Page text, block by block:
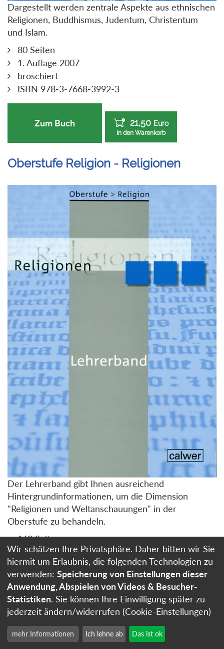
Dargestellt werden zentrale Aspekte aus ethnischen
Religionen, Buddhismus, Judentum, Christentum
und Islam.
80 Seiten
1. Auflage 2007
broschiert
ISBN 978-3-7668-3992-3
Zum Buch 21,50 Euro
In den Warenkorb
Oberstufe Religion - Religionen
Der Lehrerband gibt Ihnen ausreichend
Hintergrundinformationen, um die Dimension
"Religionen und Weltanschauungen" in der
Oberstufe zu behandeln.
168 Seiten
1. Auflage 2010
broschiert
ISBN 978-3-7668-3993-0
Zum Buch 26,00Euro
Wir schätzen Ihre Privatsphäre. Daher bitten wir Sie
hiermit um Erlaubnis, die folgenden Technologien zu
verwenden: Speicherung von Einstellungen dieser
Anwendung, Abspielen von Videos & Besucher-
Statistiken. Sie können Ihre Einwilligung später zu
jederzeit ändern/widerrufen (Cookie-Einstellungen)
mehr Informationen Ich lehne ab Das ist ok